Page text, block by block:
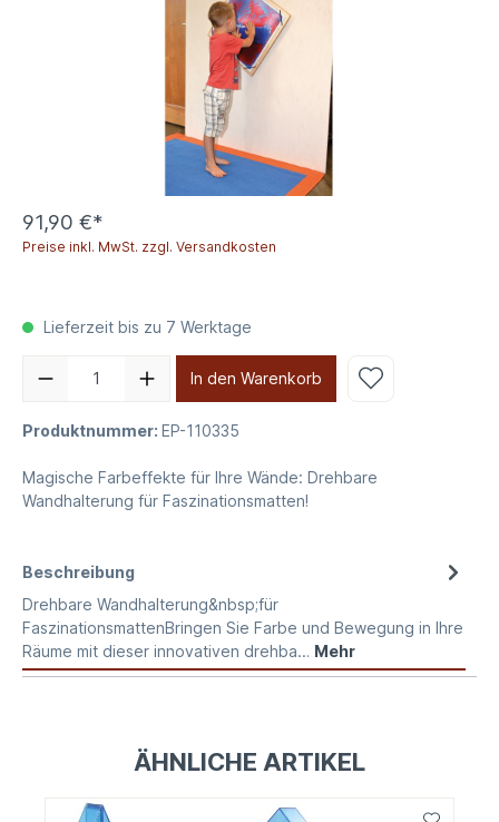
91,90 €*
Preise inkl. MwSt. zzgl. Versandkosten
Lieferzeit bis zu 7 Werktage
In den Warenkorb
Produktnummer: EP-110335
Magische Farbeffekte für Ihre Wände: Drehbare
Wandhalterung für Faszinationsmatten!
Beschreibung
Drehbare Wandhalterung&nbsp;für
FaszinationsmattenBringen Sie Farbe und Bewegung in Ihre
Räume mit dieser innovativen drehba… Mehr
ÄHNLICHE ARTIKEL